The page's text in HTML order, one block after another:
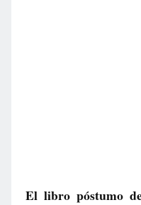
El libro póstumo